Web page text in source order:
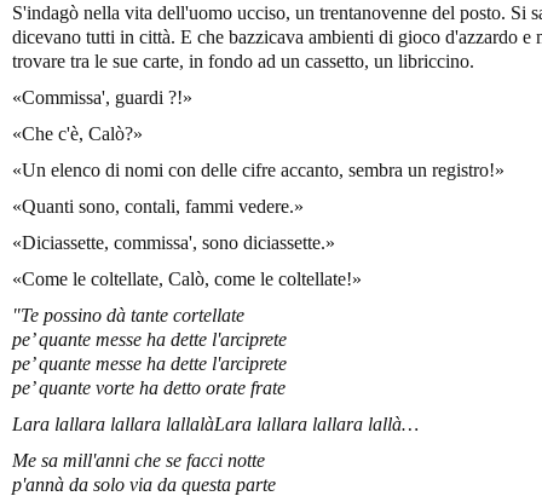
S'indagò nella vita dell'uomo ucciso, un trentanovenne del posto. Si
dicevano tutti in città. E che bazzicava ambienti di gioco d'azzardo e
trovare tra le sue carte, in fondo ad un cassetto, un libriccino.
«Commissa', guardi ?!»
«Che c'è, Calò?»
«Un elenco di nomi con delle cifre accanto, sembra un registro!»
«Quanti sono, contali, fammi vedere.»
«Diciassette, commissa', sono diciassette.»
«Come le coltellate, Calò, come le coltellate!»
"Te possino dà tante cortellate
pe’ quante messe ha dette l'arciprete
pe’ quante messe ha dette l'arciprete
pe’ quante vorte ha detto orate frate
Lara lallara lallara lallalàLara lallara lallara lallà…
Me sa mill'anni che se facci notte
p'annà da solo via da questa parte